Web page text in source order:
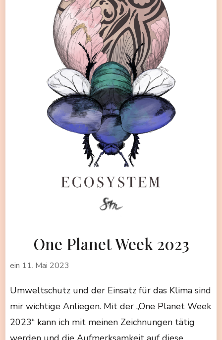
One Planet Week 2023
ein 11. Mai 2023
Umweltschutz und der Einsatz für das Klima sind
mir wichtige Anliegen. Mit der „One Planet Week
2023“ kann ich mit meinen Zeichnungen tätig